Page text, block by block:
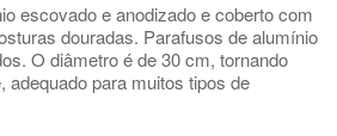
escovado e anodizado e coberto com
douradas. Parafusos de alumínio
O diâmetro é de 30 cm, tornando
adequado para muitos tipos de